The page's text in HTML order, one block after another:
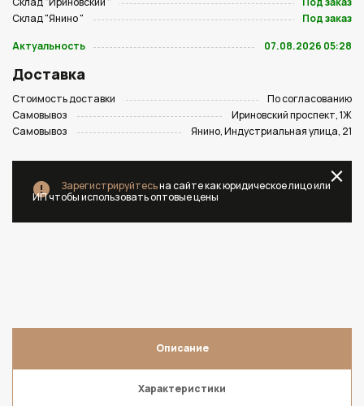
Склад "Янино "
Под заказ
Актуальность
07.08.2026 05:28
Доставка
Стоимость доставки
По согласованию
Самовывоз
Ириновский проспект, 1Ж
Самовывоз
Янино, Индустриальная улица, 21
Зарегистрируйтесьна сайте как юридическое лицо или
ИП чтобы использовать оптовые цены
Описание
Характеристики